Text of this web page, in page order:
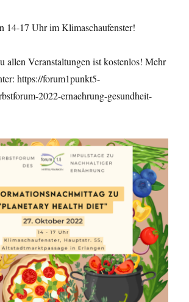
14-17 Uhr im Klimaschaufenster!
allen Veranstaltungen ist kostenlos! Mehr
https://forum1punkt5-
2022-ernaehrung-gesundheit-